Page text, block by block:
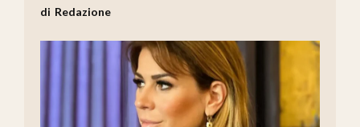
Redazione